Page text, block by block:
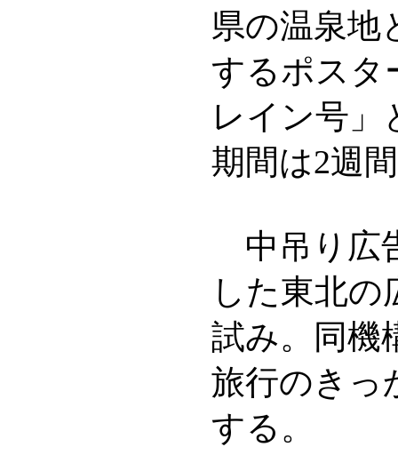
県の温泉地
するポスタ
レイン号」
期間は2週
中吊り広
した東北の
試み。同機
旅行のきっ
する。